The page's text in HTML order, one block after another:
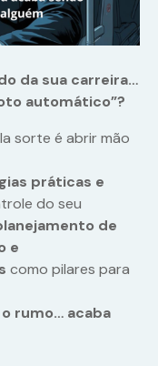
da sua carreira…
automático”?
sorte é abrir mão
práticas e
do seu
de
e
como pilares para
rumo… acaba